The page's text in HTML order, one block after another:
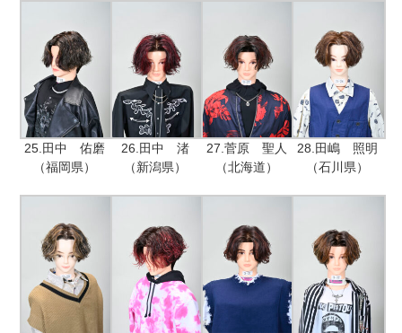
25.田中 佑磨
（福岡県）
26.田中 渚
（新潟県）
27.菅原 聖人
（北海道）
28.田嶋 照明
（石川県）